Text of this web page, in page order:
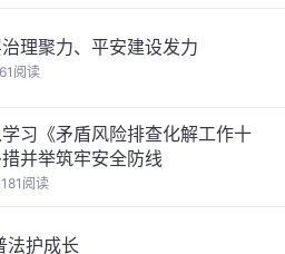
理聚力、平安建设发力
阅读
习《矛盾风险排查化解工作十
并举筑牢安全防线
阅读
法护成长